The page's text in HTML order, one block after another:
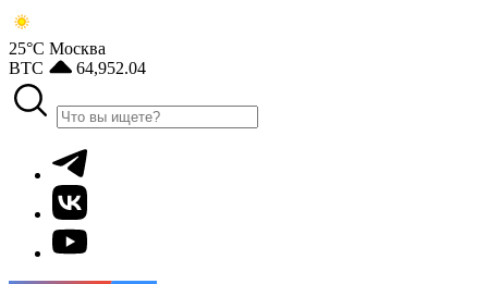
25°С Москва
BTC
64,952.04